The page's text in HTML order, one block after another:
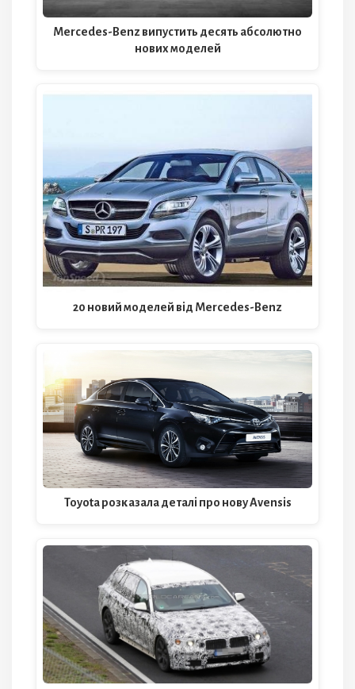
Mercedes-Benz випустить десять абсолютно
нових моделей
20 новий моделей від Mercedes-Benz
Toyota розказала деталі про нову Avensis